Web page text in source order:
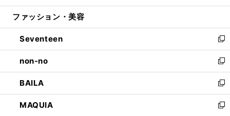
開
ウ
開
く
ン
ウ
で
開
く
ウ
ン
ド
ウ
で
開
く
ファッション・美容
Seventeen
新
し
い
ウ
ィ
ン
ド
non-no
新
し
い
ウ
ィ
BAILA
新
し
い
MAQUIA
新